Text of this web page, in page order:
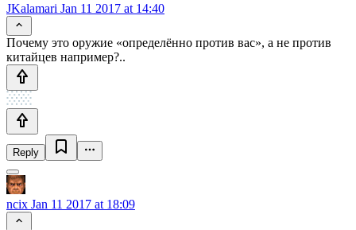
JKalamari Jan 11 2017 at 14:40
Почему это оружие «определённо против вас», а не против
китайцев например?..
Reply
ncix Jan 11 2017 at 18:09